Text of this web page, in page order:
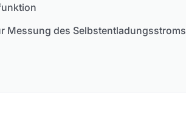
Messung des Selbstentladungsstroms